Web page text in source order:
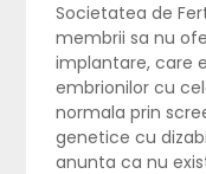
Societatea de
membrii sa nu
implantare, care
embrionilor cu
normala prin
genetice cu
anunta ca nu